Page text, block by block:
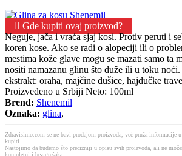
Gde kupiti ovaj proizvod?
Neguje, jača i vraća sjaj kosi. Protiv peruti i
koren kose. Ako se radi o alopeciji ili o
mestima kože glave mogu se mazati samo ta
nositi namazanu glinu što duže ili u toku noći.
ekstrakt: oraha, majčine dušice, hajdučke
Proizvedeno u Srbiji Neto: 100ml
Brend: Shenemil
Oznaka: glina,
Zdravisimo.com se ne bavi prodajom proizvoda, već pruža informacije
kupiti.
Nastojimo da budemo što precizniji u opisu svih proizvoda, ali ne
kompletni i bez grešaka.